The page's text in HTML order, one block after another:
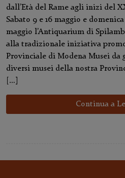
dall’Età del Rame agli inizi del
Sabato 9 e 16 maggio e domenica
maggio l’Antiquarium di
alla tradizionale iniziativa
Provinciale di Modena Musei da
diversi musei della nostra
[…]
Continua a